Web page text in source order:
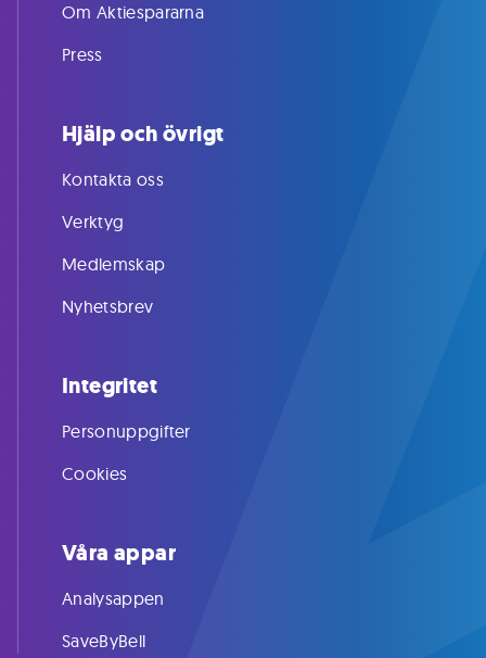
Om Aktiespararna
Press
Hjälp och övrigt
Kontakta oss
Verktyg
Medlemskap
Nyhetsbrev
Integritet
Personuppgifter
Cookies
Våra appar
Analysappen
SaveByBell